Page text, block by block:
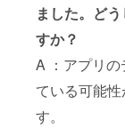
ました。ど
すか？
A ：アプリ
ている可能
す。